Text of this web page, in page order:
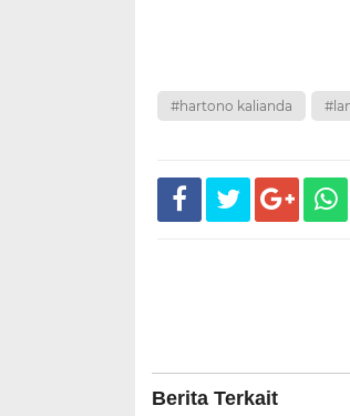
#hartono kalianda
Berita Terkait